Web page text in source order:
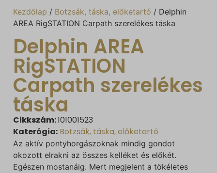
Kezdőlap / Botzsák, táska, előketartó / Delphin
AREA RigSTATION Carpath szerelékes táska
Delphin AREA
RigSTATION
Carpath szerelékes
táska
Cikkszám:101001523
Katerógia: Botzsák, táska, előketartó
Az aktív pontyhorgászoknak mindig gondot
okozott elrakni az összes kelléket és előkét.
Egészen mostanáig. Mert megjelent a tökéletes